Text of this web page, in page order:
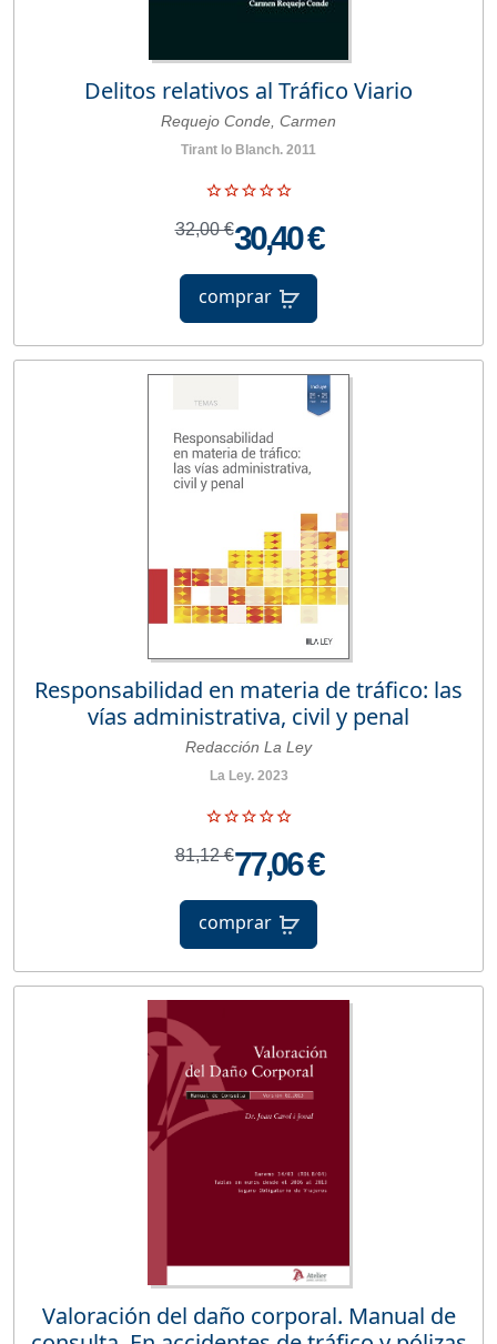
Delitos relativos al Tráfico Viario
Requejo Conde, Carmen
Tirant lo Blanch. 2011
32,00 €30,40 €
comprar
Responsabilidad en materia de tráfico: las
vías administrativa, civil y penal
Redacción La Ley
La Ley. 2023
81,12 €77,06 €
comprar
Valoración del daño corporal. Manual de